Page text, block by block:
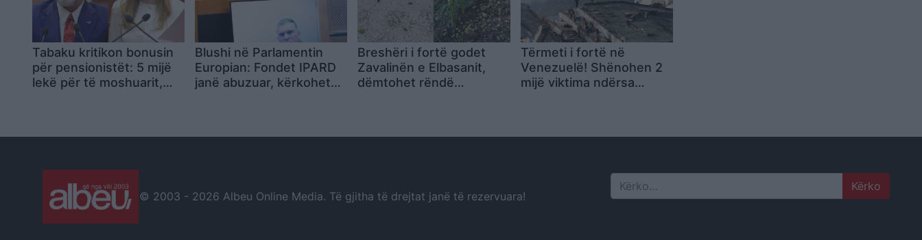
Tabaku kritikon bonusin
për pensionistët: 5 mijë
lekë për të moshuarit,
Blushi në Parlamentin
Europian: Fondet IPARD
janë abuzuar, kërkohet
Breshëri i fortë godet
Zavalinën e Elbasanit,
dëmtohet rëndë
Tërmeti i fortë në
Venezuelë! Shënohen 2
mijë viktima ndërsa
© 2003 - 2026 Albeu Online Media. Të gjitha të drejtat janë të rezervuara! Search